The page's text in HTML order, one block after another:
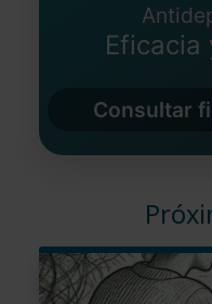
Consultar